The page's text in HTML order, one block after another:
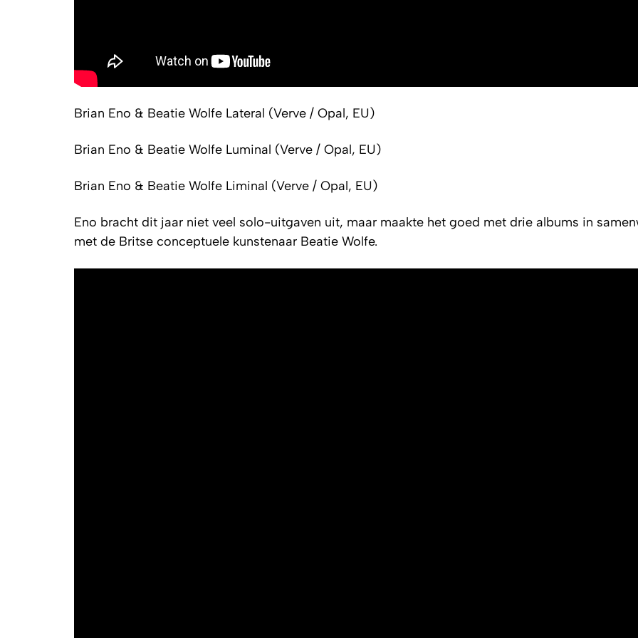
Brian Eno & Beatie Wolfe Lateral (Verve / Opal, EU)
Brian Eno & Beatie Wolfe Luminal (Verve / Opal, EU)
Brian Eno & Beatie Wolfe Liminal (Verve / Opal, EU)
Eno bracht dit jaar niet veel solo-uitgaven uit, maar maakte het goed met drie albums in
met de Britse conceptuele kunstenaar Beatie Wolfe.